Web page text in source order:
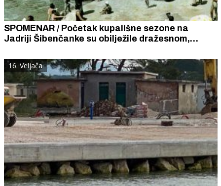
SPOMENAR / Početak kupališne sezone na
Jadriji Šibenčanke su obilježile dražesnom,
najnovijim svjetskim modnim trendovima.
16. Veljača